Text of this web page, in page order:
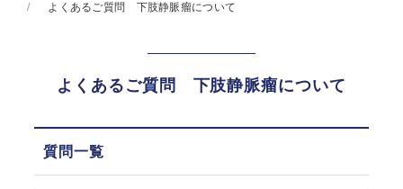
よくあるご質問 下肢静脈瘤について
よくあるご質問 下肢静脈瘤について
質問一覧